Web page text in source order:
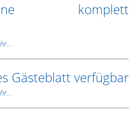
komplett
Gästeblatt verfügbar